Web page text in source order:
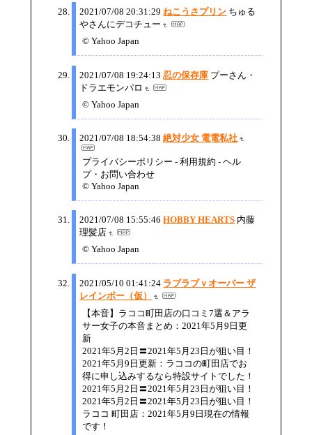
2021/07/08 20:31:29 ねこうさプリン ちゅる
やさんにデコチュー
© Yahoo Japan
2021/07/08 19:24:13 忍の保存庫 プーさん・
ドラエモンパロ
© Yahoo Japan
2021/07/08 18:54:38 絶対少女 電電私社
プライバシーポリシー - 利用規約 - ヘル
プ・お問い合わせ
© Yahoo Japan
2021/07/08 15:55:46 HOBBY HEARTS 内藤
理髪店
© Yahoo Japan
2021/05/10 01:41:24 ラブラブｖオーバー ザ
レインボー（仮）
【本音】ラココ町田店の口コミ7選＆アラ
サー女子の本音まとめ：2021年5月9日更
新
2021年5月2日〓2021年5月23日が狙い目！
2021年5月9日更新：ラココの町田店でお
得に申し込みするなら特設サイトでした！
2021年5月2日〓2021年5月23日が狙い目！
2021年5月2日〓2021年5月23日が狙い目！
ラココ 町田店：2021年5月9日現在の情報
です！